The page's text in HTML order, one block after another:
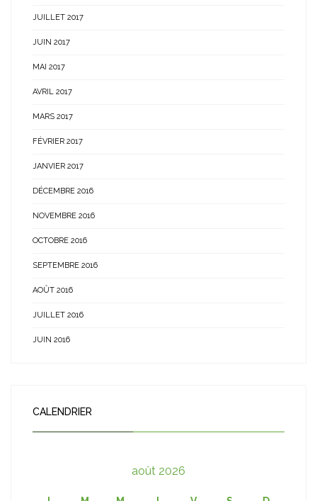
JUILLET 2017
JUIN 2017
MAI 2017
AVRIL 2017
MARS 2017
FÉVRIER 2017
JANVIER 2017
DÉCEMBRE 2016
NOVEMBRE 2016
OCTOBRE 2016
SEPTEMBRE 2016
AOÛT 2016
JUILLET 2016
JUIN 2016
CALENDRIER
août 2026